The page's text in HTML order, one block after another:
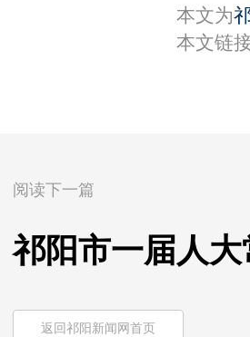
本文为
本文链接
阅读下一篇
祁阳市一届人
返回祁阳新闻网首页